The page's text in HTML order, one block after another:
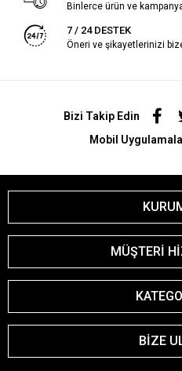
Binlerce ürün ve
7 / 24 DESTEK
Öneri ve şikayetlerinizi
Bizi Takip Edin
Mobil
MÜŞTERİ
BİZE